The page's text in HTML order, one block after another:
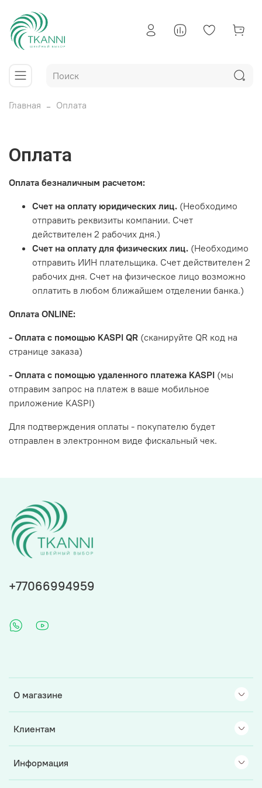
Главная Оплата
Оплата
Оплата безналичным расчетом:
Счет на оплату юридических лиц. (Необходимо
отправить реквизиты компании. Счет
действителен 2 рабочих дня.)
Счет на оплату для физических лиц. (Необходимо
отправить ИИН плательщика. Счет действителен 2
рабочих дня. Счет на физическое лицо возможно
оплатить в любом ближайшем отделении банка.)
Оплата ONLINE:
- Оплата с помощью KASPI QR (сканируйте QR код на
странице заказа)
- Оплата с помощью удаленного платежа KASPI (мы
отправим запрос на платеж в ваше мобильное
приложение KASPI)
Для подтверждения оплаты - покупателю будет
отправлен в электронном виде фискальный чек.
О магазине
Клиентам
Информация
+77066994959